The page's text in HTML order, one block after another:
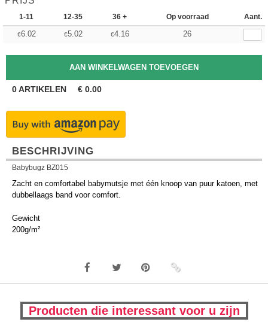
1-11 12-35 36 + Op voorraad Aant.
€6.02 €5.02 €4.16 26
0ARTIKELEN € 0.00
BESCHRIJVING
Babybugz BZ015
Zacht en comfortabel babymutsje met één knoop van puur katoen, met
dubbellaags band voor comfort.
Gewicht
200g/m²
Producten die interessant voor u zijn